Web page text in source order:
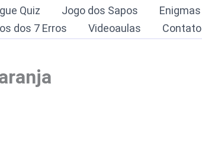
Quiz Jogo dos Sapos Enigmas
dos 7 Erros Videoaulas Contato